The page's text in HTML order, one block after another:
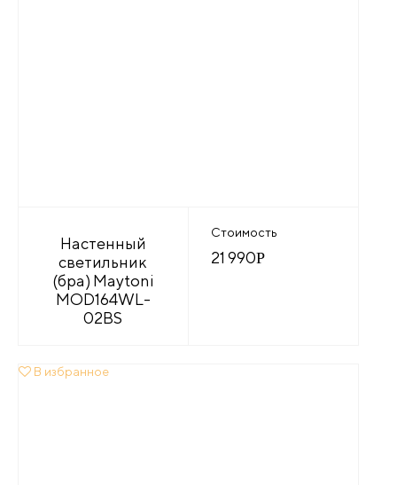
Настенный
светильник
(бра) Maytoni
MOD164WL-
02BS
Стоимость
21 990Р
В избранное